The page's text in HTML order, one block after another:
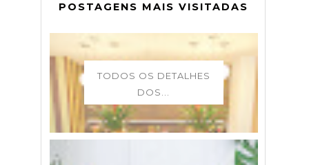
POSTAGENS MAIS VISITADAS
TODOS OS DETALHES
DOS...